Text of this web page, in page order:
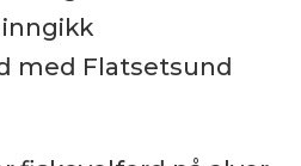
inngikk
med Flatsetsund